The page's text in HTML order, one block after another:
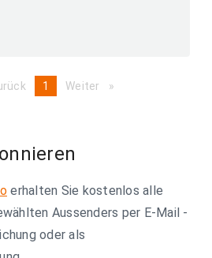
pageYou're
1 Weiter page
erhalten Sie kostenlos alle
Aussenders per E-Mail -
oder als